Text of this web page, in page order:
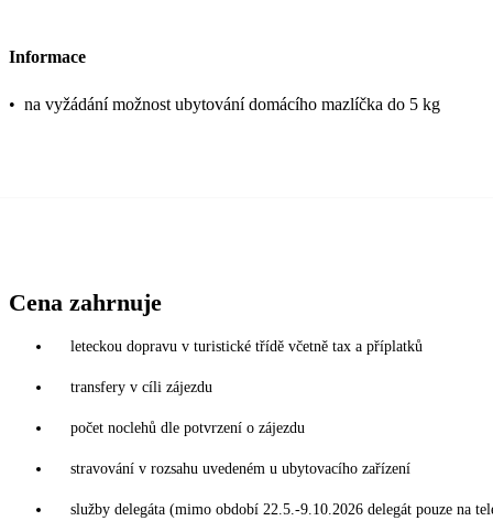
Informace
• na vyžádání možnost ubytování domácího mazlíčka do 5 kg
Cena zahrnuje
leteckou dopravu v turistické třídě včetně tax a příplatků
transfery v cíli zájezdu
počet noclehů dle potvrzení o zájezdu
stravování v rozsahu uvedeném u ubytovacího zařízení
služby delegáta (mimo období 22.5.-9.10.2026 delegát pouze na